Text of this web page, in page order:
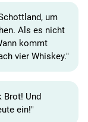
um
Als es nicht
kommt
vier Whiskey."
Brot! Und
ein!"